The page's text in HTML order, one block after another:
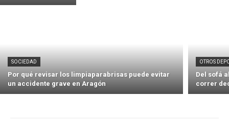
SOCIEDAD
Por qué revisar los limpiaparabrisas puede evitar
un accidente grave en Aragón
OTROS
Del sofá
correr